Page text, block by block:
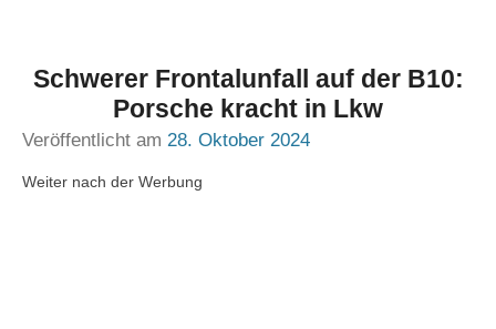
Schwerer Frontalunfall auf der B10:
Porsche kracht in Lkw
Veröffentlicht am 28. Oktober 2024
Weiter nach der Werbung